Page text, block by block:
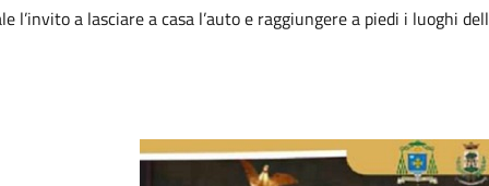
l’invito a lasciare a casa l’auto e raggiungere a piedi i luoghi